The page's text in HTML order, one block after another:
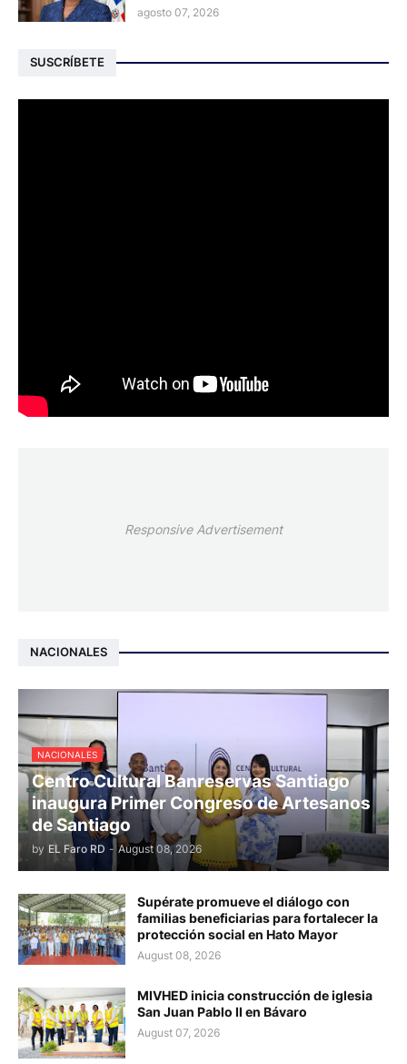
agosto 07, 2026
SUSCRÍBETE
Responsive Advertisement
NACIONALES
NACIONALES
Centro Cultural Banreservas Santiago
inaugura Primer Congreso de Artesanos
de Santiago
by EL Faro RD - August 08, 2026
Supérate promueve el diálogo con
familias beneficiarias para fortalecer la
protección social en Hato Mayor
August 08, 2026
MIVHED inicia construcción de iglesia
San Juan Pablo II en Bávaro
August 07, 2026